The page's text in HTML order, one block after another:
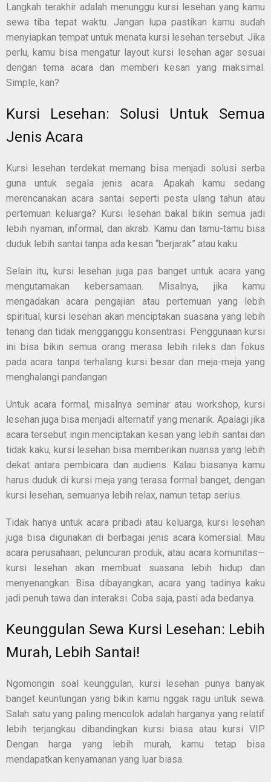
Langkah terakhir adalah menunggu kursi lesehan yang kamu
sewa tiba tepat waktu. Jangan lupa pastikan kamu sudah
menyiapkan tempat untuk menata kursi lesehan tersebut. Jika
perlu, kamu bisa mengatur layout kursi lesehan agar sesuai
dengan tema acara dan memberi kesan yang maksimal.
Simple, kan?
Kursi Lesehan: Solusi Untuk Semua
Jenis Acara
Kursi lesehan terdekat memang bisa menjadi solusi serba
guna untuk segala jenis acara. Apakah kamu sedang
merencanakan acara santai seperti pesta ulang tahun atau
pertemuan keluarga? Kursi lesehan bakal bikin semua jadi
lebih nyaman, informal, dan akrab. Kamu dan tamu-tamu bisa
duduk lebih santai tanpa ada kesan “berjarak” atau kaku.
Selain itu, kursi lesehan juga pas banget untuk acara yang
mengutamakan kebersamaan. Misalnya, jika kamu
mengadakan acara pengajian atau pertemuan yang lebih
spiritual, kursi lesehan akan menciptakan suasana yang lebih
tenang dan tidak mengganggu konsentrasi. Penggunaan kursi
ini bisa bikin semua orang merasa lebih rileks dan fokus
pada acara tanpa terhalang kursi besar dan meja-meja yang
menghalangi pandangan.
Untuk acara formal, misalnya seminar atau workshop, kursi
lesehan juga bisa menjadi alternatif yang menarik. Apalagi jika
acara tersebut ingin menciptakan kesan yang lebih santai dan
tidak kaku, kursi lesehan bisa memberikan nuansa yang lebih
dekat antara pembicara dan audiens. Kalau biasanya kamu
harus duduk di kursi meja yang terasa formal banget, dengan
kursi lesehan, semuanya lebih relax, namun tetap serius.
Tidak hanya untuk acara pribadi atau keluarga, kursi lesehan
juga bisa digunakan di berbagai jenis acara komersial. Mau
acara perusahaan, peluncuran produk, atau acara komunitas—
kursi lesehan akan membuat suasana lebih hidup dan
menyenangkan. Bisa dibayangkan, acara yang tadinya kaku
jadi penuh tawa dan interaksi. Coba saja, pasti ada bedanya.
Keunggulan Sewa Kursi Lesehan: Lebih
Murah, Lebih Santai!
Ngomongin soal keunggulan, kursi lesehan punya banyak
banget keuntungan yang bikin kamu nggak ragu untuk sewa.
Salah satu yang paling mencolok adalah harganya yang relatif
lebih terjangkau dibandingkan kursi biasa atau kursi VIP.
Dengan harga yang lebih murah, kamu tetap bisa
mendapatkan kenyamanan yang luar biasa.